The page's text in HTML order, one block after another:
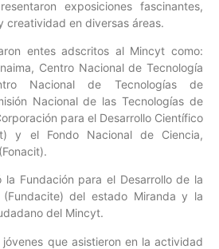
exposiciones fascinantes,
creatividad en diversas áreas.
entes adscritos al Mincyt como:
Centro Nacional de Tecnología
Nacional de Tecnologías de
Nacional de las Tecnologías de
para el Desarrollo Científico
y el Fondo Nacional de Ciencia,
Fundación para el Desarrollo de la
del estado Miranda y la
del Mincyt.
que asistieron en la actividad